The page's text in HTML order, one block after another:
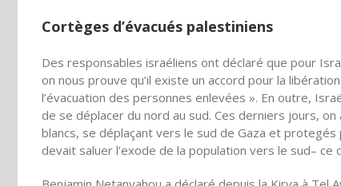
Cortèges d’évacués palestiniens
Des responsables israéliens ont déclaré que pour
on nous prouve qu’il existe un accord pour la
l’évacuation des personnes enlevées ». En outre,
de se déplacer du nord au sud. Ces derniers jours,
blancs, se déplaçant vers le sud de Gaza et
devait saluer l’exode de la population vers le sud–